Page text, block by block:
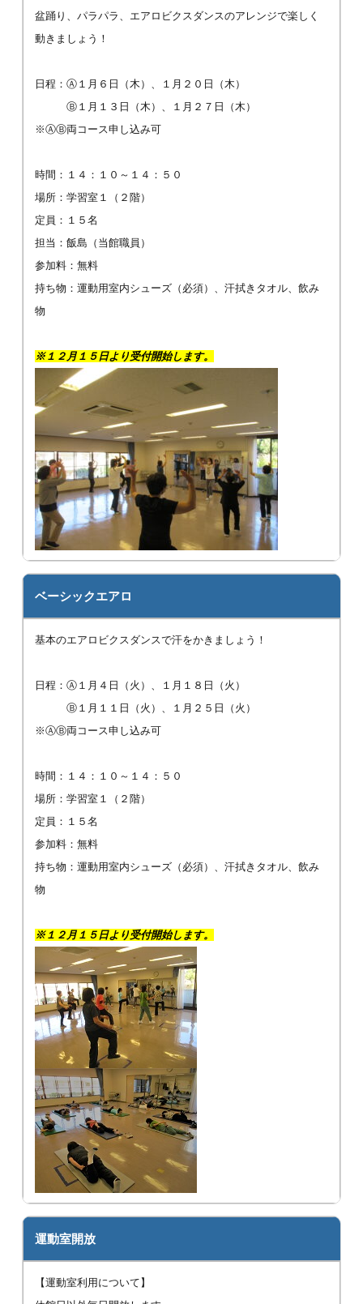
盆踊り、パラパラ、エアロビクスダンスのアレンジで楽しく
動きましょう！
日程：Ⓐ１月６日（木）、１月２０日（木）
Ⓑ１月１３日（木）、１月２７日（木）
※ⒶⒷ両コース申し込み可
時間：１４：１０～１４：５０
場所：学習室１（２階）
定員：１５名
担当：飯島（当館職員）
参加料：無料
持ち物：運動用室内シューズ（必須）、汗拭きタオル、飲み
物
※１２月１５日より受付開始します。
ベーシックエアロ
基本のエアロビクスダンスで汗をかきましょう！
日程：Ⓐ１月４日（火）、１月１８日（火）
Ⓑ１月１１日（火）、１月２５日（火）
※ⒶⒷ両コース申し込み可
時間：１４：１０～１４：５０
場所：学習室１（２階）
定員：１５名
参加料：無料
持ち物：運動用室内シューズ（必須）、汗拭きタオル、飲み
物
※１２月１５日より受付開始します。
運動室開放
【運動室利用について】